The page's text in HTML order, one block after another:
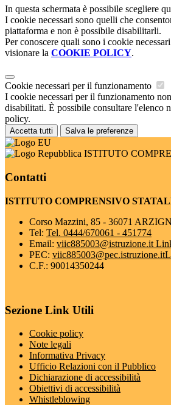
In questa schermata è possibile scegliere
I cookie necessari sono quelli che
piattaforma e non è possibile disabilitarli.
Per conoscere quali sono i cookie
visionare la COOKIE POLICY.
Cookie necessari per il funzionamento
I cookie necessari per il funzionamento
disabilitati. È possibile consultare l'elenco
policy.
Accetta tutti Salva le preferenze
ISTITUTO
Contatti
ISTITUTO COMPRENSIVO
Corso Mazzini, 85 - 36071
Tel: Tel. 0444/670061 - 451774
Email: viic885003@istruzione.it
PEC: viic885003@pec.istruzione.it
C.F.: 90014350244
Sezione Link Utili
Cookie policy
Note legali
Informativa Privacy
Ufficio Relazioni con il Pubblico
Dichiarazione di accessibilità
Obiettivi di accessibilità
Whistleblowing